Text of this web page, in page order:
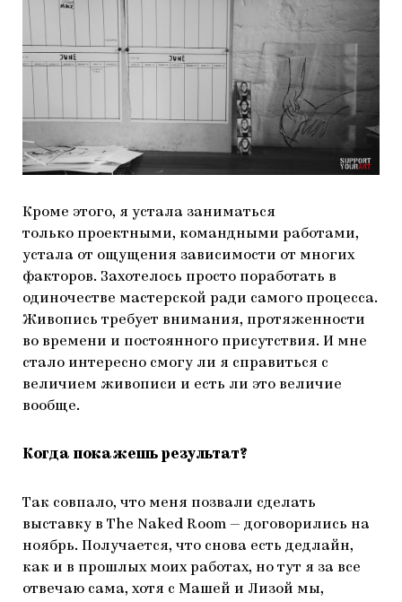
Кроме этого, я устала заниматься
только проектными, командными работами,
устала от ощущения зависимости от многих
факторов. Захотелось просто поработать в
одиночестве мастерской ради самого процесса.
Живопись требует внимания, протяженности
во времени и постоянного присутствия. И мне
стало интересно смогу ли я справиться с
величием живописи и есть ли это величие
вообще.
Когда покажешь результат?
Так совпало, что меня позвали сделать
выставку в The Naked Room — договорились на
ноябрь. Получается, что снова есть дедлайн,
как и в прошлых моих работах, но тут я за все
отвечаю сама, хотя с Машей и Лизой мы,